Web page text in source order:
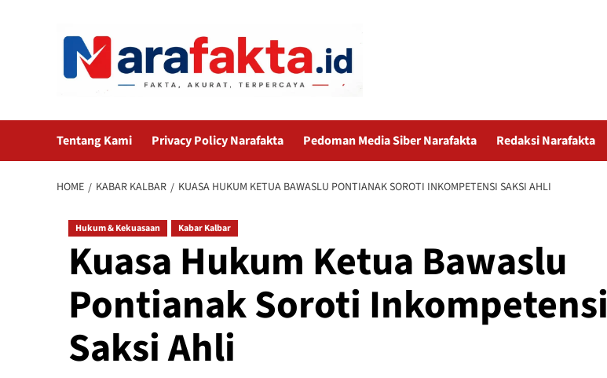
Tentang Kami Privacy Policy Narafakta Pedoman Media Siber Narafakta Redaksi Narafakta
HOME KABAR KALBAR KUASA HUKUM KETUA BAWASLU PONTIANAK SOROTI INKOMPETENSI SAKSI AHLI
Hukum & Kekuasaan Kabar Kalbar
Kuasa Hukum Ketua Bawaslu
Pontianak Soroti Inkompetensi
Saksi Ahli